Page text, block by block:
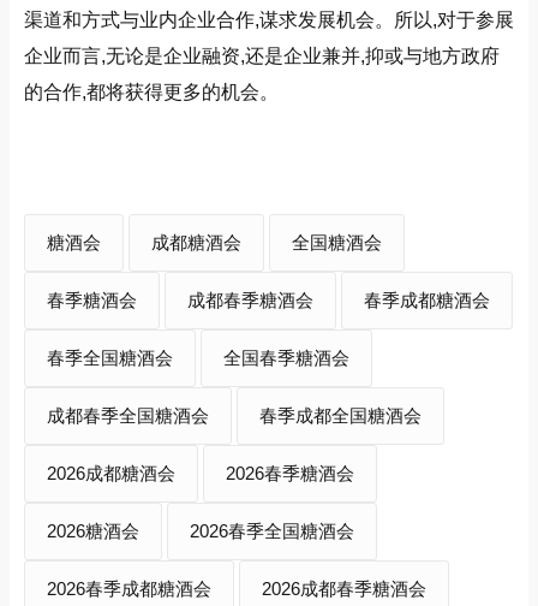
渠道和方式与业内企业合作,谋求发展机会。所以,对于参展
企业而言,无论是企业融资,还是企业兼并,抑或与地方政府
的合作,都将获得更多的机会。
糖酒会 成都糖酒会 全国糖酒会
春季糖酒会 成都春季糖酒会 春季成都糖酒会
春季全国糖酒会 全国春季糖酒会
成都春季全国糖酒会 春季成都全国糖酒会
2026成都糖酒会 2026春季糖酒会
2026糖酒会 2026春季全国糖酒会
2026春季成都糖酒会 2026成都春季糖酒会